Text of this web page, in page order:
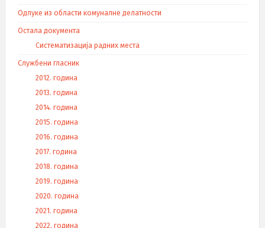
Одлуке из области комуналне делатности
Остала документа
Систематизација радних места
Службени гласник
2012. година
2013. година
2014. година
2015. година
2016. година
2017. година
2018. година
2019. година
2020. година
2021. година
2022. година